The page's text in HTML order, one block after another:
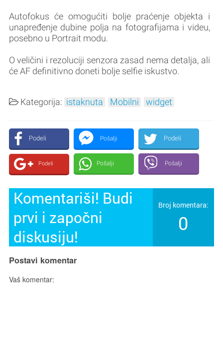
Autofokus će omogućiti bolje praćenje objekta i
unapređenje dubine polja na fotografijama i videu,
posebno u Portrait modu.
O veličini i rezoluciji senzora zasad nema detalja, ali
će AF definitivno doneti bolje selfie iskustvo.
Kategorija: istaknuta Mobilni widget
Podeli Pošalji Podeli
Podeli Pošalji Pošalji
Komentariši! Budi
prvi i započni
diskusiju!
Broj komentara:
0
Postavi komentar
Vaš komentar: